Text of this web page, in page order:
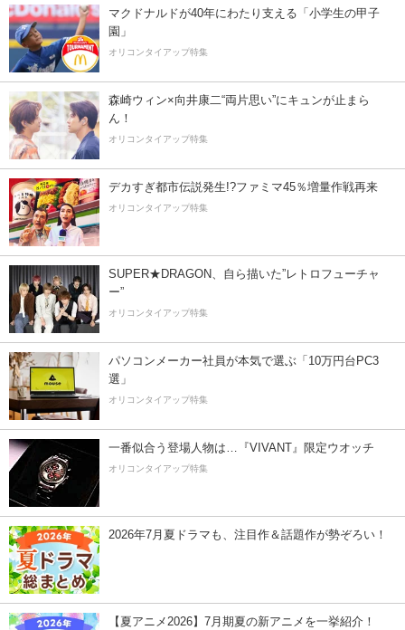
マクドナルドが40年にわたり支える「小学生の甲子
園」
オリコンタイアップ特集
森崎ウィン×向井康二“両片思い”にキュンが止まら
ん！
オリコンタイアップ特集
デカすぎ都市伝説発生!?ファミマ45％増量作戦再来
オリコンタイアップ特集
SUPER★DRAGON、自ら描いた”レトロフューチャ
ー”
オリコンタイアップ特集
パソコンメーカー社員が本気で選ぶ「10万円台PC3
選」
オリコンタイアップ特集
一番似合う登場人物は…『VIVANT』限定ウオッチ
オリコンタイアップ特集
2026年7月夏ドラマも、注目作＆話題作が勢ぞろい！
【夏アニメ2026】7月期夏の新アニメを一挙紹介！